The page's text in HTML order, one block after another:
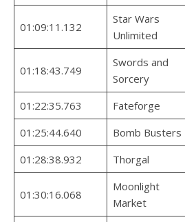
01:09:11.132
Star Wars
Unlimited
01:18:43.749
Swords and
Sorcery
01:22:35.763 Fateforge
01:25:44.640
Bomb Busters
01:28:38.932
Thorgal
01:30:16.068
Moonlight
Market